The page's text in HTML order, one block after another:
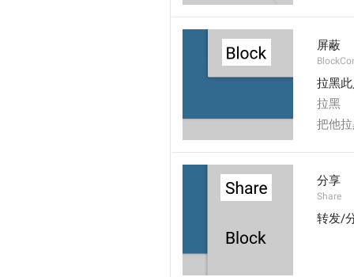
屏蔽
拉黑
拉黑
把他
分享
Share
转发/